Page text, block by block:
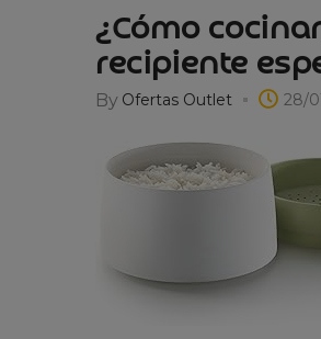
¿Cómo
recipiente
By Ofertas Outlet 28/